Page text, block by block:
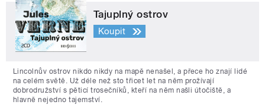
Tajuplný ostrov
Koupit
Lincolnův ostrov nikdo nikdy na mapě nenašel, a přece ho znají lidé
na celém světě. Už déle než sto třicet let na něm prožívají
dobrodružství s pěticí trosečníků, kteří na něm našli útočiště, a
hlavně nejedno tajemství.